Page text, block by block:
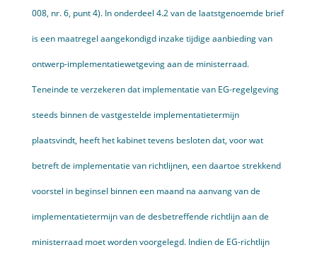
008, nr. 6, punt 4). In onderdeel 4.2 van de laatstgenoemde brief
is een maatregel aangekondigd inzake tijdige aanbieding van
ontwerp-­implementatiewetgeving aan de ministerraad.
Teneinde te verzekeren dat implementatie van EG-regelgeving
steeds binnen de vastgestelde imple­mentatietermijn
plaatsvindt, heeft het kabinet tevens besloten dat, voor wat
betreft de implementatie van richtlijnen, een daartoe strekkend
voorstel in beginsel binnen een maand na aanvang van de
implementa­tietermijn van de desbetreffende richtlijn aan de
ministerraad moet worden voorgelegd. Indien de EG-richtlijn